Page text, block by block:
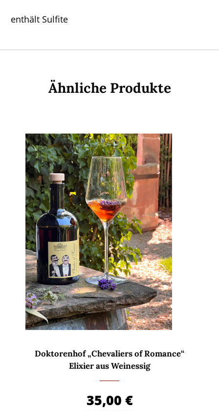
enthält Sulfite
Ähnliche Produkte
Doktorenhof „Chevaliers of Romance“
Elixier aus Weinessig
35,00 €